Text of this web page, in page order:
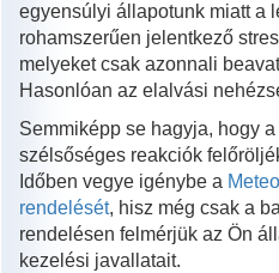
egyensúlyi állapotunk miatt a
rohamszerűen jelentkező
melyeket csak azonnali
Hasonlóan az elalvási
Semmiképp se hagyja, hogy
szélsőséges reakciók
Időben vegye igénybe a
rendelését, hisz még csak a
rendelésen felmérjük az Ön
kezelési javallatait.